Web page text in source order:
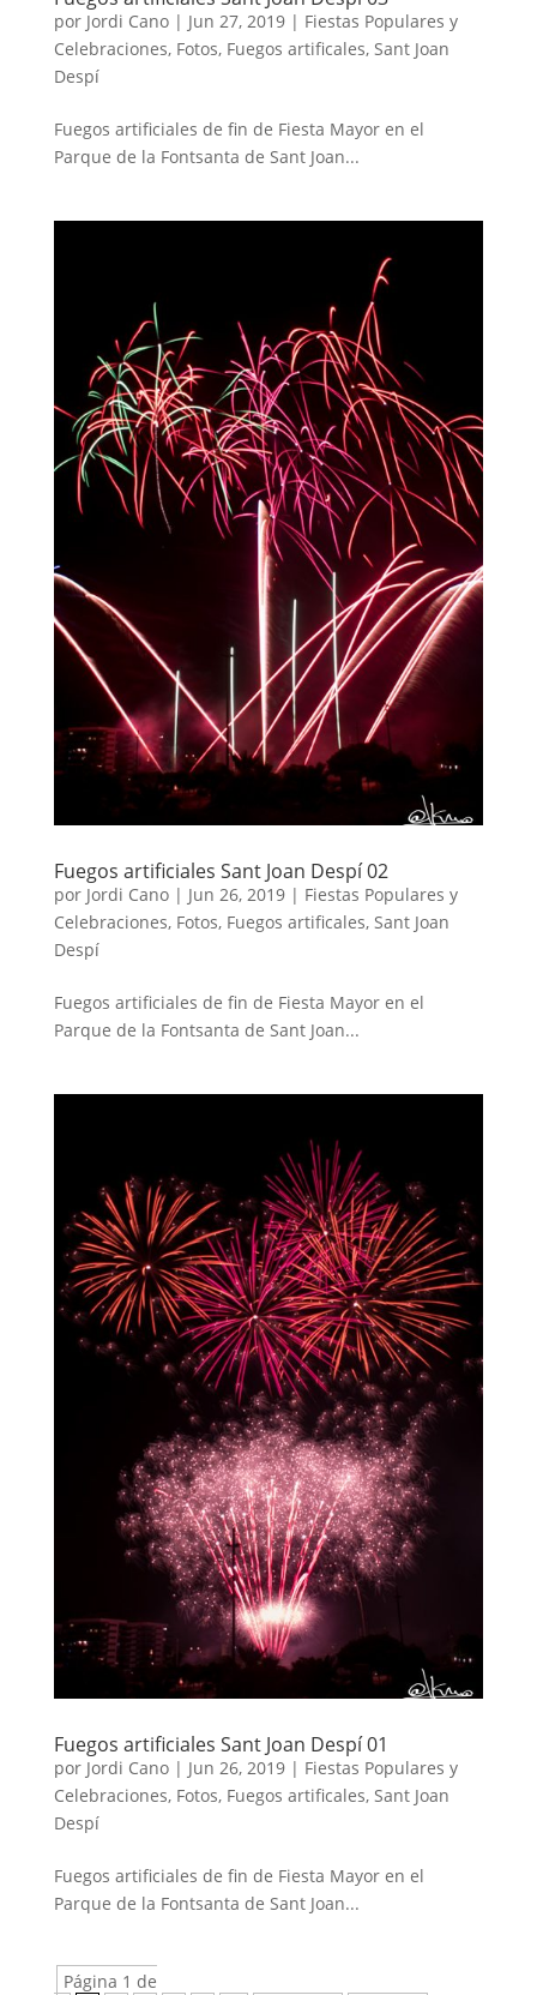
por Jordi Cano| Jun 27, 2019| Fiestas Populares y
Celebraciones, Fotos, Fuegos artificales, Sant Joan
Despí
Fuegos artificiales de fin de Fiesta Mayor en el
Parque de la Fontsanta de Sant Joan...
Fuegos artificiales Sant Joan Despí 02
por Jordi Cano| Jun 26, 2019| Fiestas Populares y
Celebraciones, Fotos, Fuegos artificales, Sant Joan
Despí
Fuegos artificiales de fin de Fiesta Mayor en el
Parque de la Fontsanta de Sant Joan...
Fuegos artificiales Sant Joan Despí 01
por Jordi Cano| Jun 26, 2019| Fiestas Populares y
Celebraciones, Fotos, Fuegos artificales, Sant Joan
Despí
Fuegos artificiales de fin de Fiesta Mayor en el
Parque de la Fontsanta de Sant Joan...
Página 1 de